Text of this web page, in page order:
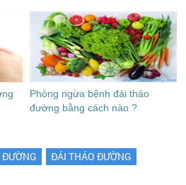
Phòng ngừa bệnh đái tháo
đường bằng cách nào ?
ĐƯỜNG ĐÁI THÁO ĐƯỜNG